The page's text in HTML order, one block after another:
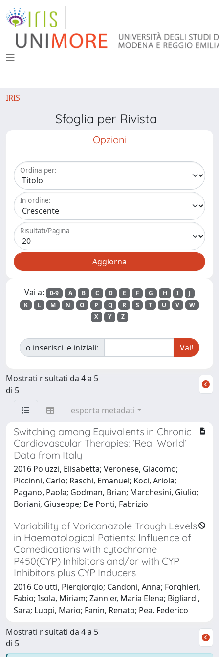
IRIS
Sfoglia per Rivista
Opzioni
Ordina per:
In ordine:
Risultati/Pagina
Vai a: 0-9 A B C D E F G H I
J
K
L M N O P Q R S T U V
W
X
Y Z
o inserisci le iniziali:
Mostrati risultati da 4 a 5
di 5
esporta metadati
Switching among Equivalents in Chronic
Cardiovascular Therapies: 'Real World'
Data from Italy
2016 Poluzzi, Elisabetta; Veronese, Giacomo;
Piccinni, Carlo; Raschi, Emanuel; Koci, Ariola;
Pagano, Paola; Godman, Brian; Marchesini, Giulio;
Boriani, Giuseppe; De Ponti, Fabrizio
Variability of Voriconazole Trough Levels
in Haematological Patients: Influence of
Comedications with cytochrome
P450(CYP) Inhibitors and/or with CYP
Inhibitors plus CYP Inducers
2016 Cojutti, Piergiorgio; Candoni, Anna; Forghieri,
Fabio; Isola, Miriam; Zannier, Maria Elena; Bigliardi,
Sara; Luppi, Mario; Fanin, Renato; Pea, Federico
Mostrati risultati da 4 a 5
di 5